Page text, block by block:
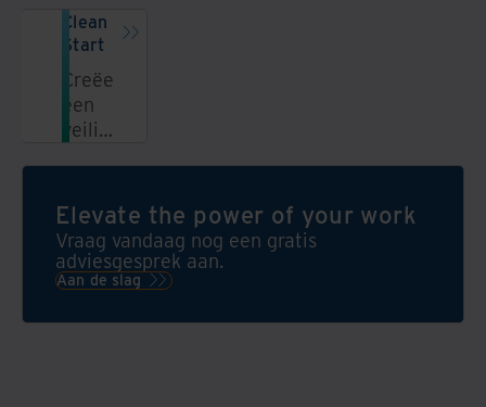
Clean
Start
Creëer
een
veilige,
door
uw
bedrijfsarchief
slim
schonen.
Elevate the power of your work
Vraag vandaag nog een gratis
adviesgesprek aan.
Aan de slag